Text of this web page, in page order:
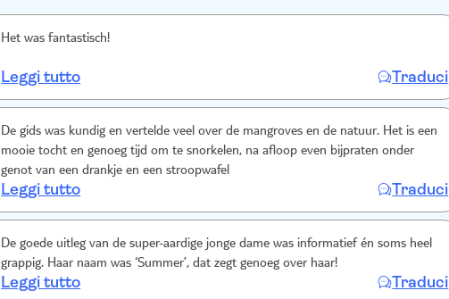
Het was fantastisch!
Leggi tutto Traduci
De gids was kundig en vertelde veel over de mangroves en de natuur. Het is een
mooie tocht en genoeg tijd om te snorkelen, na afloop even bijpraten onder
genot van een drankje en een stroopwafel
Leggi tutto Traduci
De goede uitleg van de super-aardige jonge dame was informatief én soms heel
grappig. Haar naam was ‘Summer’, dat zegt genoeg over haar!
Leggi tutto Traduci